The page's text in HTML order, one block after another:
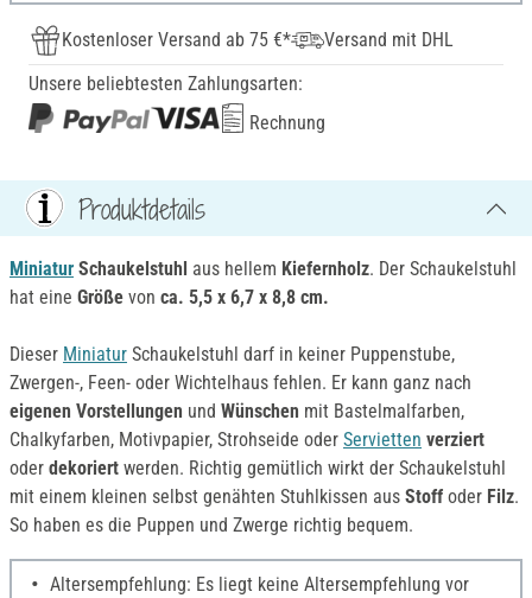
Kostenloser Versand ab 75 €*
Versand mit DHL
Unsere beliebtesten Zahlungsarten:
Rechnung
Produktdetails
Miniatur Schaukelstuhl aus hellem Kiefernholz. Der Schaukelstuhl
hat eine Größe von ca. 5,5 x 6,7 x 8,8 cm.
Dieser Miniatur Schaukelstuhl darf in keiner Puppenstube,
Zwergen-, Feen- oder Wichtelhaus fehlen. Er kann ganz nach
eigenen Vorstellungen und Wünschen mit Bastelmalfarben,
Chalkyfarben, Motivpapier, Strohseide oder Servietten verziert
oder dekoriert werden. Richtig gemütlich wirkt der Schaukelstuhl
mit einem kleinen selbst genähten Stuhlkissen aus Stoff oder Filz.
So haben es die Puppen und Zwerge richtig bequem.
Altersempfehlung: Es liegt keine Altersempfehlung vor